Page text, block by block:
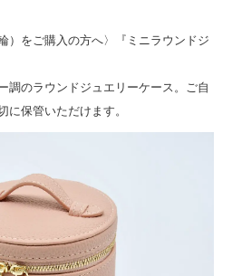
）をご購入の方へ〉『ミニラウンドジ
調のラウンドジュエリーケース。ご自
に保管いただけます。